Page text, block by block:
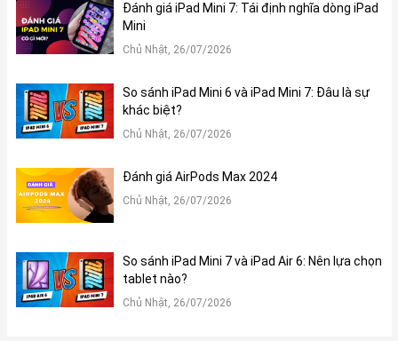
Đánh giá iPad Mini 7: Tái định nghĩa dòng iPad
Mini
Chủ Nhật, 26/07/2026
So sánh iPad Mini 6 và iPad Mini 7: Đâu là sự
khác biệt?
Chủ Nhật, 26/07/2026
Đánh giá AirPods Max 2024
Chủ Nhật, 26/07/2026
So sánh iPad Mini 7 và iPad Air 6: Nên lựa chọn
tablet nào?
Chủ Nhật, 26/07/2026